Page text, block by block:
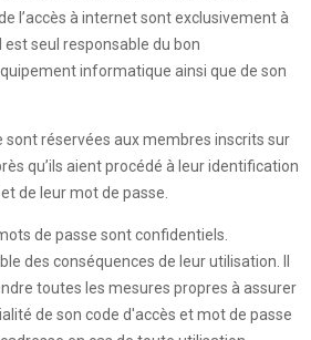
l’accès à internet sont exclusivement à
est seul responsable du bon
informatique ainsi que de son
sont réservées aux membres inscrits sur
qu’ils aient procédé à leur identification
de leur mot de passe.
de passe sont confidentiels.
des conséquences de leur utilisation. Il
toutes les mesures propres à assurer
de son code d'accès et mot de passe